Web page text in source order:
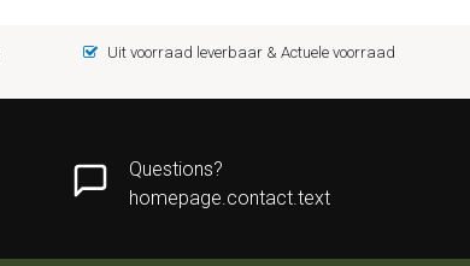
Uit voorraad leverbaar & Actuele voorraad
Questions?
homepage.contact.text